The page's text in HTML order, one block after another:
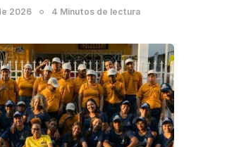
2026 4 Minutos de lectura